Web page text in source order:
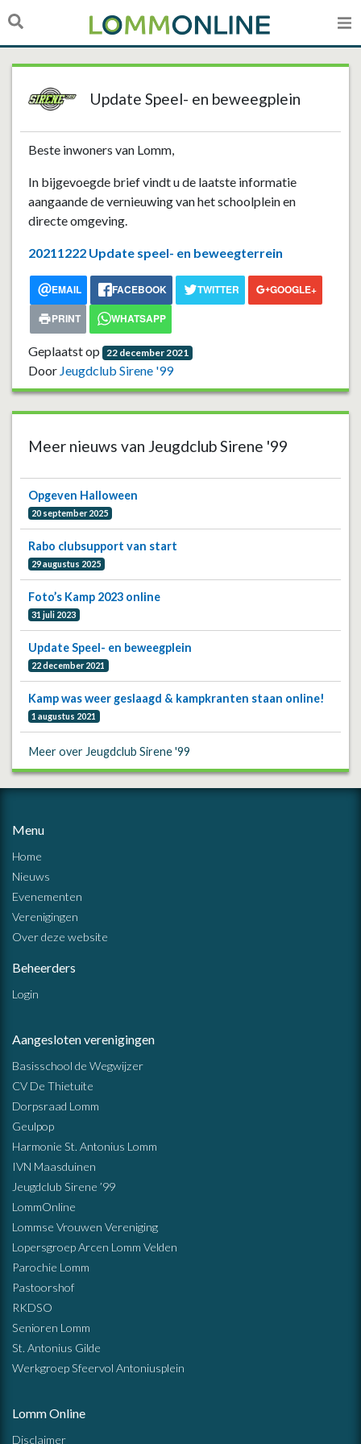
Update Speel- en beweegplein
Beste inwoners van Lomm,
In bijgevoegde brief vindt u de laatste informatie
aangaande de vernieuwing van het schoolplein en
directe omgeving.
20211222 Update speel- en beweegterrein
EMAIL FACEBOOK TWITTER
GOOGLE+
PRINT
WHATSAPP
Geplaatst op 22 december 2021
Door Jeugdclub Sirene '99
Meer nieuws van Jeugdclub Sirene '99
Opgeven Halloween
20 september 2025
Rabo clubsupport van start
29 augustus 2025
Foto’s Kamp 2023 online
31 juli 2023
Update Speel- en beweegplein
22 december 2021
Kamp was weer geslaagd & kampkranten staan online!
1 augustus 2021
Meer over Jeugdclub Sirene '99
Menu
Home
Nieuws
Evenementen
Verenigingen
Over deze website
Beheerders
Login
Aangesloten verenigingen
Basisschool de Wegwijzer
CV De Thietuite
Dorpsraad Lomm
Geulpop
Harmonie St. Antonius Lomm
IVN Maasduinen
Jeugdclub Sirene ’99
LommOnline
Lommse Vrouwen Vereniging
Lopersgroep Arcen Lomm Velden
Parochie Lomm
Pastoorshof
RKDSO
Senioren Lomm
St. Antonius Gilde
Werkgroep Sfeervol Antoniusplein
Lomm Online
Disclaimer